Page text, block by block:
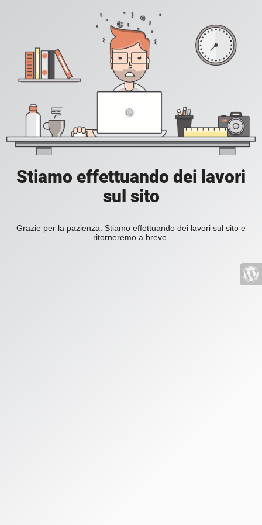
Stiamo effettuando dei lavori
sul sito
Grazie per la pazienza. Stiamo effettuando dei lavori sul sito e
ritorneremo a breve.